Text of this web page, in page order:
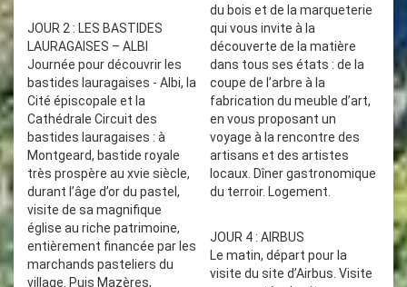
JOUR 2 : LES BASTIDES
LAURAGAISES – ALBI
Journée pour découvrir les
bastides lauragaises - Albi, la
Cité épiscopale et la
Cathédrale Circuit des
bastides lauragaises : à
Montgeard, bastide royale
très prospère au xvie siècle,
durant l’âge d’or du pastel,
visite de sa magnifique
église au riche patrimoine,
entièrement financée par les
marchands pasteliers du
village. Puis Mazères,
du bois et de la marqueterie
qui vous invite à la
découverte de la matière
dans tous ses états : de la
coupe de l’arbre à la
fabrication du meuble d’art,
en vous proposant un
voyage à la rencontre des
artisans et des artistes
locaux. Dîner gastronomique
du terroir. Logement.
JOUR 4 : AIRBUS
Le matin, départ pour la
visite du site d’Airbus. Visite